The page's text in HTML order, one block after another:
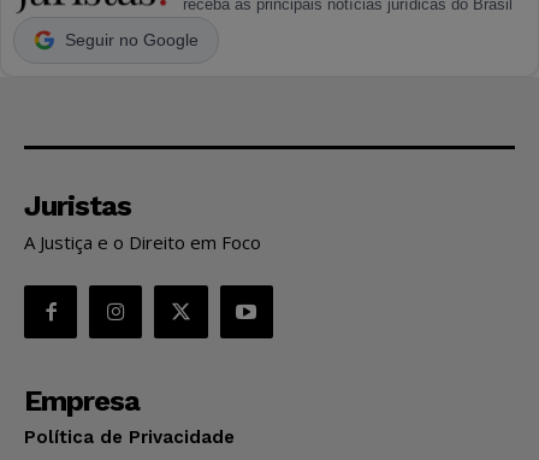
receba as principais notícias jurídicas do Brasil
Seguir no Google
Juristas
A Justiça e o Direito em Foco
Empresa
Política de Privacidade